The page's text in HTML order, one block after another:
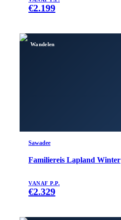
€2.199
Wandelen
Sawadee
Familiereis Lapland Winter
VANAF P.P.
€2.329